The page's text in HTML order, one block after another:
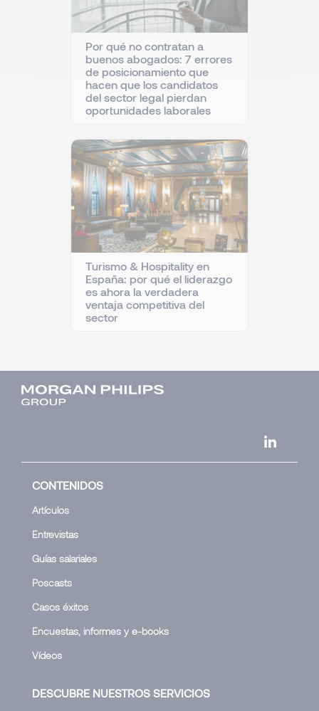
Por qué no contratan a
buenos abogados: 7 errores
de posicionamiento que
hacen que los candidatos
del sector legal pierdan
oportunidades laborales
Turismo & Hospitality en
España: por qué el liderazgo
es ahora la verdadera
ventaja competitiva del
sector
CONTENIDOS
Artículos
Entrevistas
Guías salariales
Poscasts
Casos éxitos
Encuestas, informes y e-books
Vídeos
DESCUBRE NUESTROS SERVICIOS